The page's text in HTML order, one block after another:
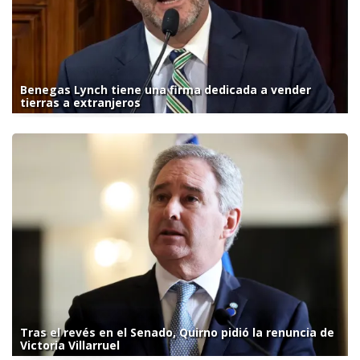
Benegas Lynch tiene una firma dedicada a vender
tierras a extranjeros
Tras el revés en el Senado, Quirno pidió la renuncia de
Victoria Villarruel